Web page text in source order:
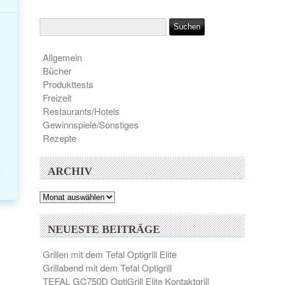
Allgemein
Bücher
Produkttests
Freizeit
Restaurants/Hotels
Gewinnspiele/Sonstiges
Rezepte
ARCHIV
Archiv
NEUESTE BEITRÄGE
Grillen mit dem Tefal Optigrill Elite
Grillabend mit dem Tefal Optigrill
TEFAL GC750D OptiGrill Elite Kontaktgrill